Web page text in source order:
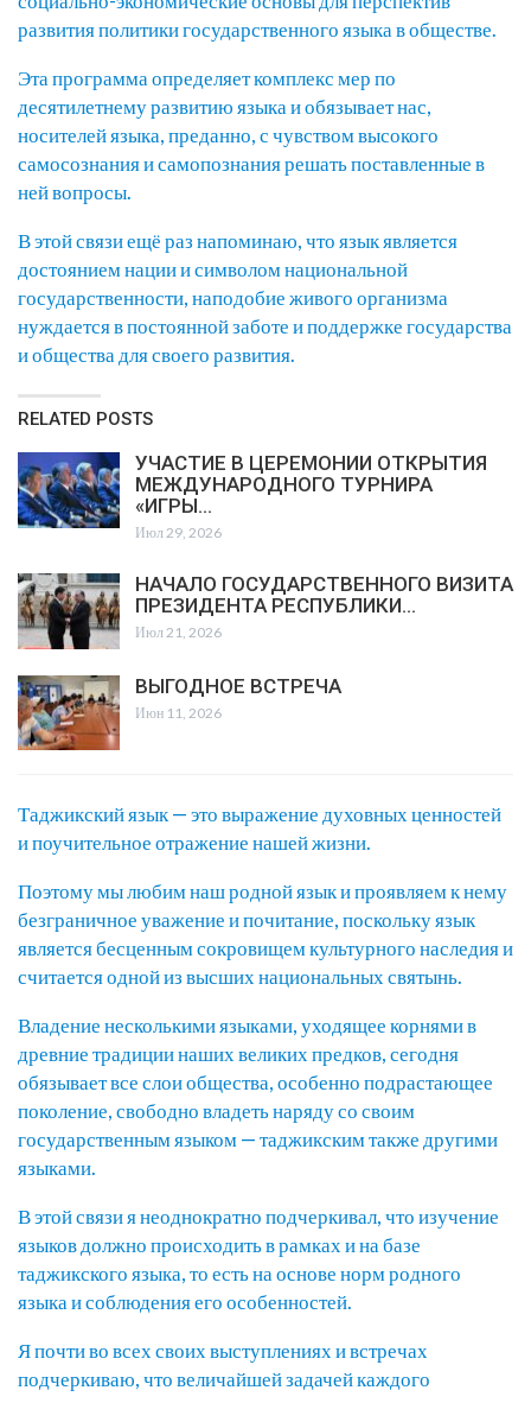
развития политики государственного языка в обществе.
Эта программа определяет комплекс мер по
десятилетнему развитию языка и обязывает нас,
носителей языка, преданно, с чувством высокого
самосознания и самопознания решать поставленные в
ней вопросы.
В этой связи ещё раз напоминаю, что язык является
достоянием нации и символом национальной
государственности, наподобие живого организма
нуждается в постоянной заботе и поддержке государства
и общества для своего развития.
RELATED POSTS
УЧАСТИЕ В ЦЕРЕМОНИИ ОТКРЫТИЯ
МЕЖДУНАРОДНОГО ТУРНИРА
«ИГРЫ…
Июл 29, 2026
НАЧАЛО ГОСУДАРСТВЕННОГО ВИЗИТА
ПРЕЗИДЕНТА РЕСПУБЛИКИ…
Июл 21, 2026
ВЫГОДНОЕ ВСТРЕЧА
Июн 11, 2026
Таджикский язык — это выражение духовных ценностей
и поучительное отражение нашей жизни.
Поэтому мы любим наш родной язык и проявляем к нему
безграничное уважение и почитание, поскольку язык
является бесценным сокровищем культурного наследия и
считается одной из высших национальных святынь.
Владение несколькими языками, уходящее корнями в
древние традиции наших великих предков, сегодня
обязывает все слои общества, особенно подрастающее
поколение, свободно владеть наряду со своим
государственным языком — таджикским также другими
языками.
В этой связи я неоднократно подчеркивал, что изучение
языков должно происходить в рамках и на базе
таджикского языка, то есть на основе норм родного
языка и соблюдения его особенностей.
Я почти во всех своих выступлениях и встречах
подчеркиваю, что величайшей задачей каждого